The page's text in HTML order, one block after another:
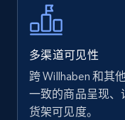
Walmart -
using specific
URL, Final price,
Specifications,
more.
多渠道可见性
跨 Willhaben 和其
一致的商品呈现、
货架可见度。